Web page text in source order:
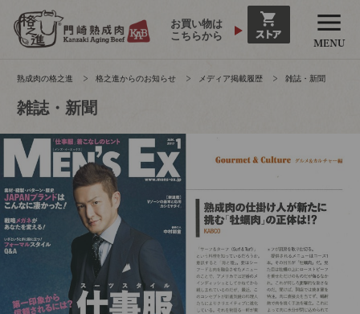
お買い物は
こちらから
熟成肉の格之進 格之進からのお知らせ メディア掲載履歴 雑誌・新聞
雑誌・新聞